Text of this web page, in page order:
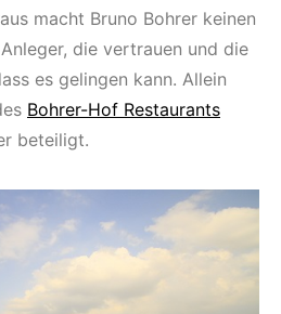
macht Bruno Bohrer keinen
die vertrauen und die
es gelingen kann. Allein
Bohrer-Hof Restaurants
beteiligt.